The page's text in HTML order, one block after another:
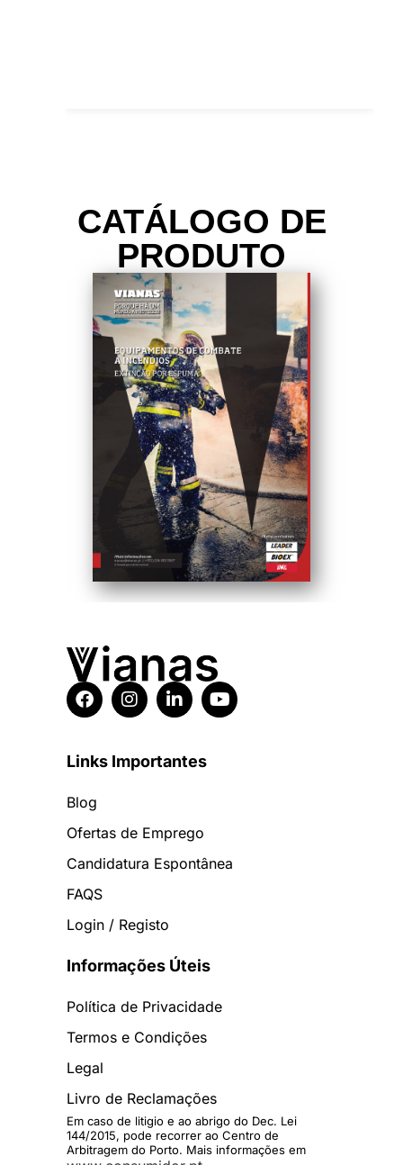
CATÁLOGO DE
PRODUTO
Links Importantes
Blog
Ofertas de Emprego
Candidatura Espontânea
FAQS
Login / Registo
Informações Úteis
Política de Privacidade
Termos e Condições
Legal
Livro de Reclamações
Em caso de litigio e ao abrigo do Dec. Lei
144/2015, pode recorrer ao Centro de
Arbitragem do Porto. Mais informações em